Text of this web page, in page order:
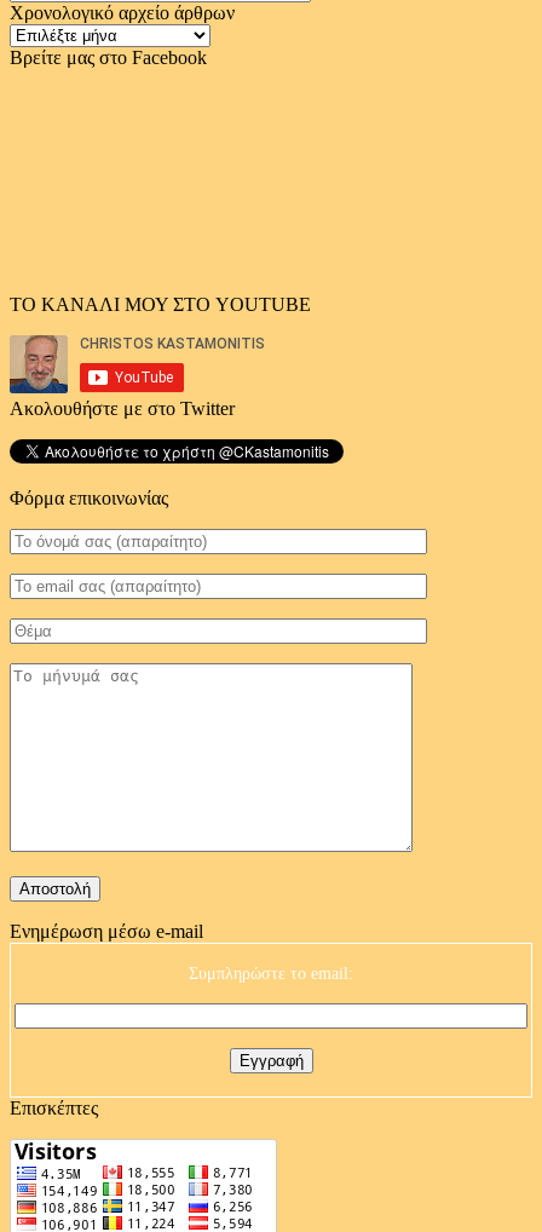
Χρονολογικό αρχείο άρθρων
Χρονολογικό
αρχείο
Βρείτε μας στο Facebook
ΤΟ ΚΑΝΑΛΙ ΜΟΥ ΣΤΟ YOUTUBE
Ακολουθήστε με στο Twitter
Φόρμα επικοινωνίας
Ενημέρωση μέσω e-mail
Συμπληρώστε το email:
Επισκέπτες